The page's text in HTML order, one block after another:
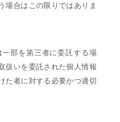
場合はこの限りではありま
部を第三者に委託する場
扱いを委託された個人情報
た者に対する必要かつ適切